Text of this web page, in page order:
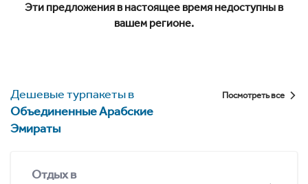
Эти предложения в настоящее время недоступны в
вашем регионе.
Дешевые турпакеты в
Объединенные Арабские
Эмираты
Посмотреть все
Отдых в